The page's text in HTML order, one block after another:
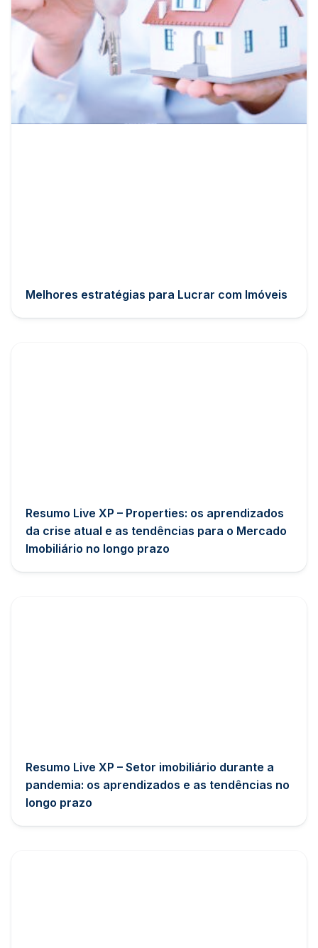
Melhores estratégias para Lucrar com Imóveis
Resumo Live XP – Properties: os aprendizados
da crise atual e as tendências para o Mercado
Imobiliário no longo prazo
Resumo Live XP – Setor imobiliário durante a
pandemia: os aprendizados e as tendências no
longo prazo